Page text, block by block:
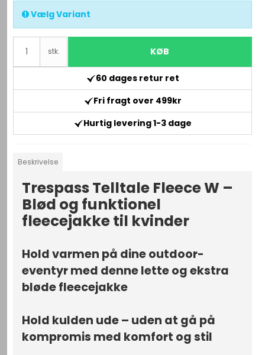
Vælg Variant
stk. KØB
60 dages retur ret
Fri fragt over 499kr
Hurtig levering 1-3 dage
Beskrivelse
Trespass Telltale Fleece W –
Blød og funktionel
fleecejakke til kvinder
Hold varmen på dine outdoor-
eventyr med denne lette og ekstra
bløde fleecejakke
Hold kulden ude – uden at gå på
kompromis med komfort og stil